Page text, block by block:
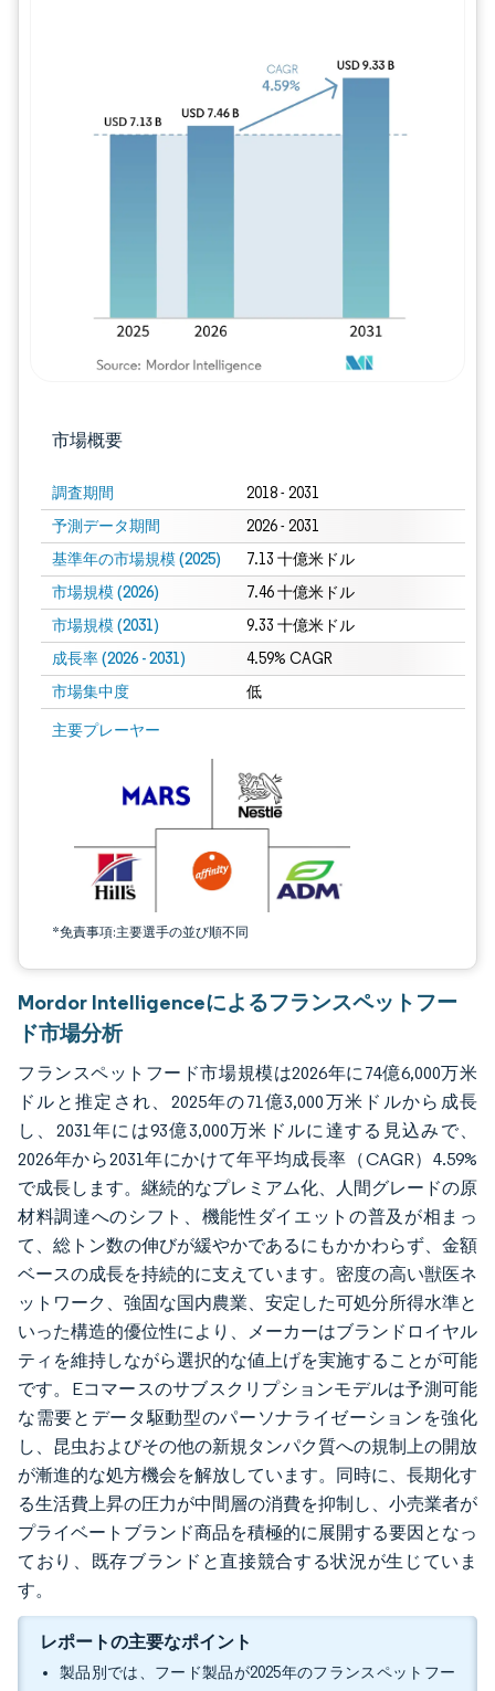
市場概要
調査期間 2018 - 2031
予測データ期間 2026 - 2031
基準年の市場規模 (2025) 7.13 十億米ドル
市場規模 (2026) 7.46 十億米ドル
市場規模 (2031) 9.33 十億米ドル
成長率 (2026 - 2031) 4.59% CAGR
市場集中度 低
主要プレーヤー
*免責事項:主要選手の並び順不同
画像 © Mordor Intelligence。再利用にはCC BY 4.0の表示が必要です。
Mordor Intelligenceによるフランスペットフー
ド市場分析
フランスペットフード市場規模は2026年に74億6,000万米
ドルと推定され、2025年の71億3,000万米ドルから成長
し、2031年には93億3,000万米ドルに達する見込みで、
2026年から2031年にかけて年平均成長率（CAGR）4.59%
で成長します。継続的なプレミアム化、人間グレードの原
材料調達へのシフト、機能性ダイエットの普及が相まっ
て、総トン数の伸びが緩やかであるにもかかわらず、金額
ベースの成長を持続的に支えています。密度の高い獣医ネ
ットワーク、強固な国内農業、安定した可処分所得水準と
いった構造的優位性により、メーカーはブランドロイヤル
ティを維持しながら選択的な値上げを実施することが可能
です。Eコマースのサブスクリプションモデルは予測可能
な需要とデータ駆動型のパーソナライゼーションを強化
し、昆虫およびその他の新規タンパク質への規制上の開放
が漸進的な処方機会を解放しています。同時に、長期化す
る生活費上昇の圧力が中間層の消費を抑制し、小売業者が
プライベートブランド商品を積極的に展開する要因となっ
ており、既存ブランドと直接競合する状況が生じていま
す。
レポートの主要なポイント
製品別では、フード製品が2025年のフランスペットフー